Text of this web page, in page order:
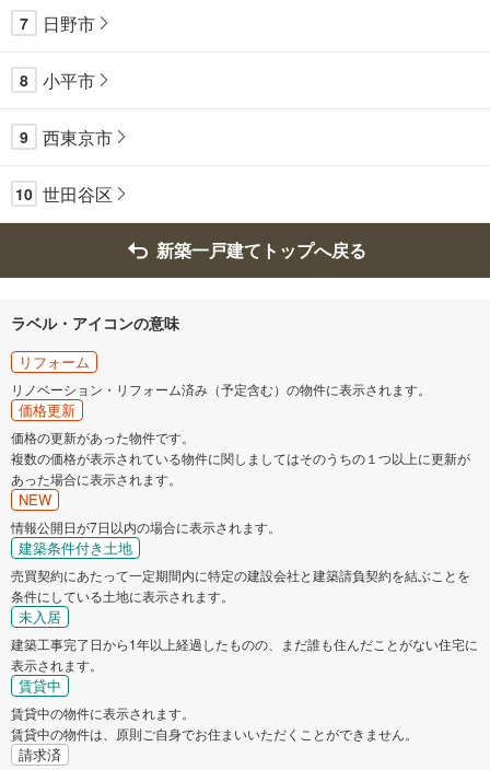
7 日野市
8 小平市
9 西東京市
10 世田谷区
新築一戸建てトップへ戻る
ラベル・アイコンの意味
リフォーム
リノベーション・リフォーム済み（予定含む）の物件に表示されます。
価格更新
価格の更新があった物件です。
複数の価格が表示されている物件に関しましてはそのうちの１つ以上に更新が
あった場合に表示されます。
NEW
情報公開日が7日以内の場合に表示されます。
建築条件付き土地
売買契約にあたって一定期間内に特定の建設会社と建築請負契約を結ぶことを
条件にしている土地に表示されます。
未入居
建築工事完了日から1年以上経過したものの、まだ誰も住んだことがない住宅に
表示されます。
賃貸中
賃貸中の物件に表示されます。
賃貸中の物件は、原則ご自身でお住まいいただくことができません。
請求済